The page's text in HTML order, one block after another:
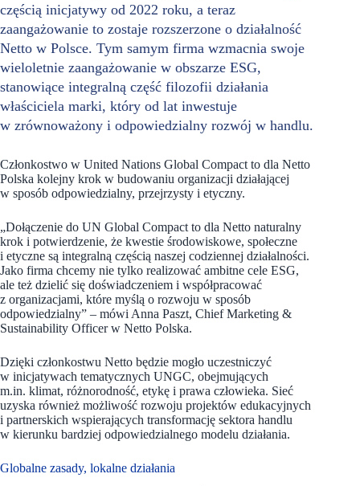
częścią inicjatywy od 2022 roku, a teraz
zaangażowanie to zostaje rozszerzone o działalność
Netto w Polsce. Tym samym firma wzmacnia swoje
wieloletnie zaangażowanie w obszarze ESG,
stanowiące integralną część filozofii działania
właściciela marki, który od lat inwestuje
w zrównoważony i odpowiedzialny rozwój w handlu.
Członkostwo w United Nations Global Compact to dla Netto
Polska kolejny krok w budowaniu organizacji działającej
w sposób odpowiedzialny, przejrzysty i etyczny.
„Dołączenie do UN Global Compact to dla Netto naturalny
krok i potwierdzenie, że kwestie środowiskowe, społeczne
i etyczne są integralną częścią naszej codziennej działalności.
Jako firma chcemy nie tylko realizować ambitne cele ESG,
ale też dzielić się doświadczeniem i współpracować
z organizacjami, które myślą o rozwoju w sposób
odpowiedzialny” – mówi Anna Paszt, Chief Marketing &
Sustainability Officer w Netto Polska.
Dzięki członkostwu Netto będzie mogło uczestniczyć
w inicjatywach tematycznych UNGC, obejmujących
m.in. klimat, różnorodność, etykę i prawa człowieka. Sieć
uzyska również możliwość rozwoju projektów edukacyjnych
i partnerskich wspierających transformację sektora handlu
w kierunku bardziej odpowiedzialnego modelu działania.
Globalne zasady, lokalne działania